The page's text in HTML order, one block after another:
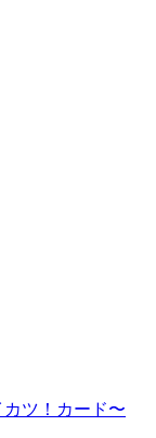
ツ！カード〜